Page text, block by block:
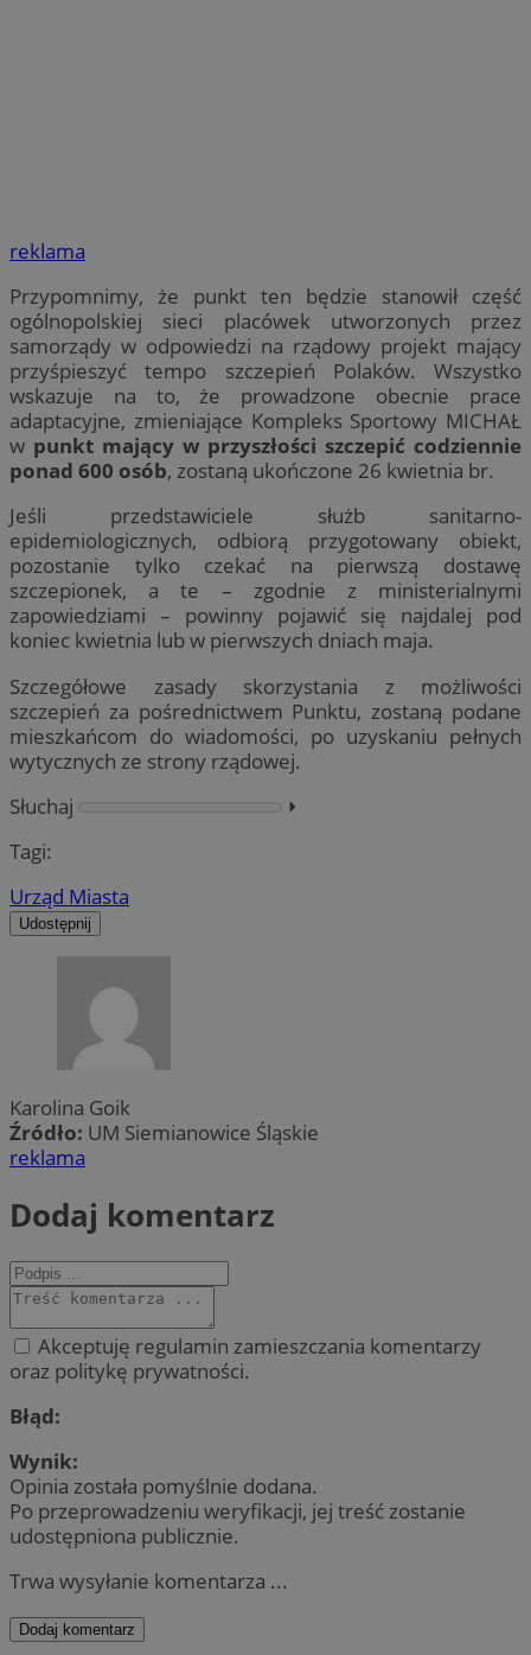
reklama
Przypomnimy, że punkt ten będzie stanowił część
ogólnopolskiej sieci placówek utworzonych przez
samorządy w odpowiedzi na rządowy projekt mający
przyśpieszyć tempo szczepień Polaków. Wszystko
wskazuje na to, że prowadzone obecnie prace
adaptacyjne, zmieniające Kompleks Sportowy MICHAŁ
w punkt mający w przyszłości szczepić codziennie
ponad 600 osób, zostaną ukończone 26 kwietnia br.
Jeśli przedstawiciele służb sanitarno-
epidemiologicznych, odbiorą przygotowany obiekt,
pozostanie tylko czekać na pierwszą dostawę
szczepionek, a te – zgodnie z ministerialnymi
zapowiedziami – powinny pojawić się najdalej pod
koniec kwietnia lub w pierwszych dniach maja.
Szczegółowe zasady skorzystania z możliwości
szczepień za pośrednictwem Punktu, zostaną podane
mieszkańcom do wiadomości, po uzyskaniu pełnych
wytycznych ze strony rządowej.
Słuchaj
⏵︎
Tagi:
Urząd Miasta
Udostępnij
Karolina Goik
Źródło: UM Siemianowice Śląskie
reklama
Dodaj komentarz
Akceptuję regulamin zamieszczania komentarzy
oraz politykę prywatności.
Błąd:
Wynik:
Opinia została pomyślnie dodana.
Po przeprowadzeniu weryfikacji, jej treść zostanie
udostępniona publicznie.
Trwa wysyłanie komentarza ...
Dodaj komentarz